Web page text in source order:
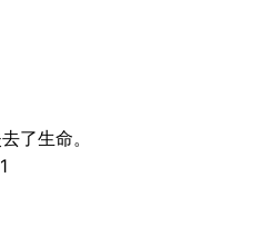
了生命。
1